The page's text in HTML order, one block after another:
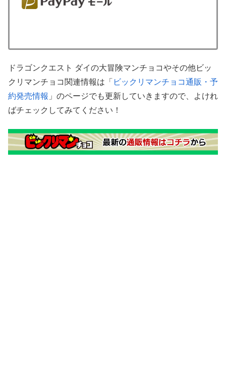
ドラゴンクエスト ダイの大冒険マンチョコやその他ビッ
クリマンチョコ関連情報は「 ビックリマンチョコ通販・予
約発売情報 」のページでも更新していきますので、よけれ
ばチェックしてみてください！